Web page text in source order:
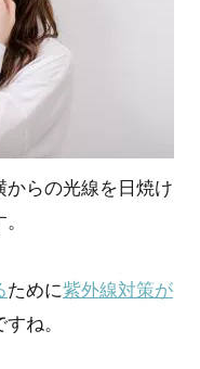
からの光線を日焼け
ために紫外線対策が
ね。